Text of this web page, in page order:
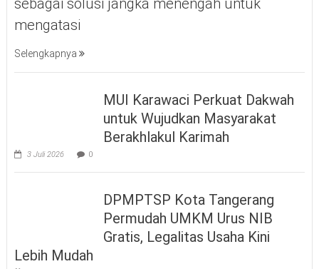
sebagai solusi jangka menengah untuk
mengatasi
Selengkapnya
MUI Karawaci Perkuat Dakwah
untuk Wujudkan Masyarakat
Berakhlakul Karimah
3 Juli 2026 0
DPMPTSP Kota Tangerang
Permudah UMKM Urus NIB
Gratis, Legalitas Usaha Kini
Lebih Mudah